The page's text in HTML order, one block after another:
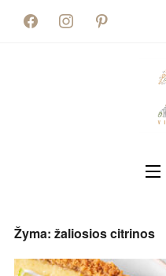
facebookinstagrampinterest
Žyma: žaliosios citrinos